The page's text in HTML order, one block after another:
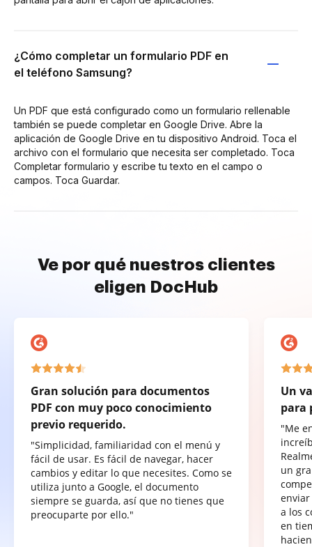
¿Cómo completar un formulario PDF en
el teléfono Samsung?
Un PDF que está configurado como un formulario rellenable
también se puede completar en Google Drive. Abre la
aplicación de Google Drive en tu dispositivo Android. Toca el
archivo con el formulario que necesita ser completado. Toca
Completar formulario y escribe tu texto en el campo o
campos. Toca Guardar.
Ve por qué nuestros clientes
eligen DocHub
Gran solución para documentos
PDF con muy poco conocimiento
previo requerido.
"Simplicidad, familiaridad con el menú y
fácil de usar. Es fácil de navegar, hacer
cambios y editar lo que necesites. Como se
utiliza junto a Google, el documento
siempre se guarda, así que no tienes que
preocuparte por ello."
Un
para
"Me
un
a los
en